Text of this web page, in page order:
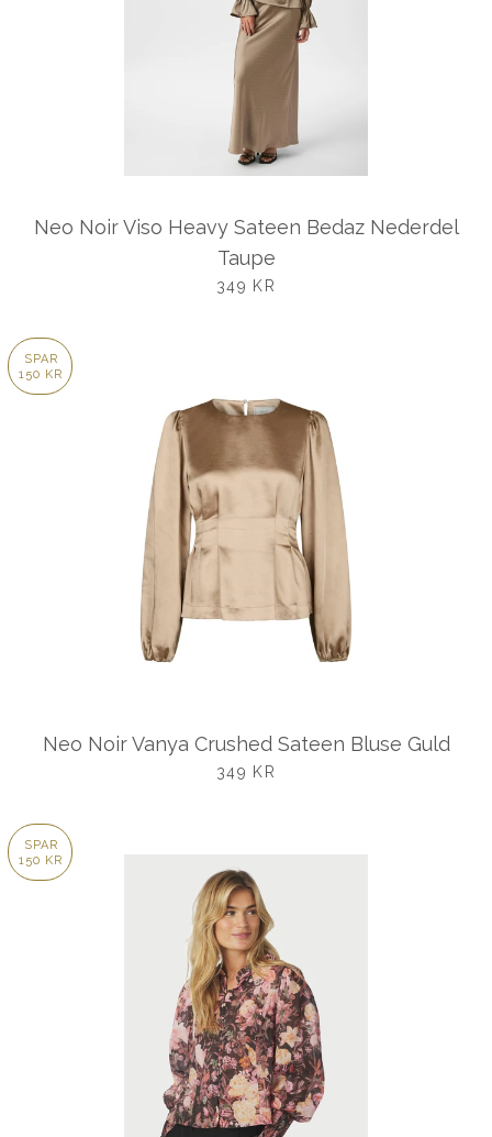
Neo Noir Viso Heavy Sateen Bedaz Nederdel
Taupe
UDSALGSPRIS
349 KR
SPAR
150 KR
Neo Noir Vanya Crushed Sateen Bluse Guld
UDSALGSPRIS
349 KR
SPAR
150 KR